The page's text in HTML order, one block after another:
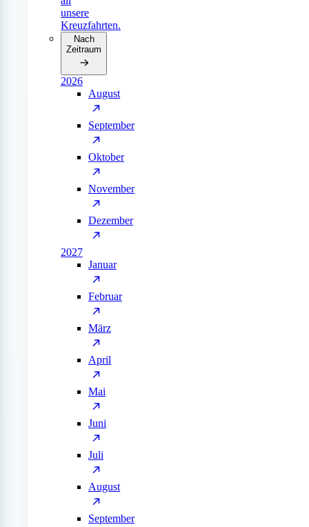
unsere
Kreuzfahrten.
Nach
Zeitraum
2026
August
September
Oktober
November
Dezember
2027
Januar
Februar
März
April
Mai
Juni
Juli
August
September